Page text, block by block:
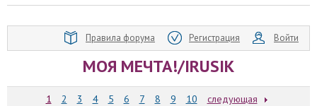
Правила форума Регистрация Войти
МОЯ МЕЧТА!/IRUSIK
1 2 3 4 5 6 7 8 9 10
следующая